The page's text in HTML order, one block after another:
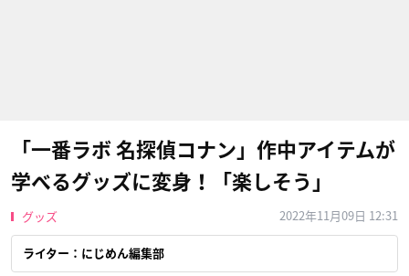
「一番ラボ 名探偵コナン」作中アイテムが
学べるグッズに変身！「楽しそう」
グッズ 2022年11月09日 12:31
ライター：にじめん編集部